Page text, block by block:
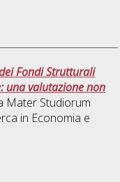
Fondi Strutturali
una valutazione non
Mater Studiorum
in Economia e